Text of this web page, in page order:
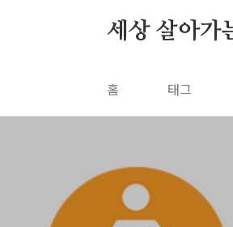
세상 살아가
홈 태그